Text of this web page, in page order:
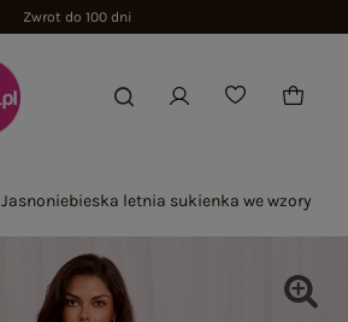
Zwrot do 100 dni
Jasnoniebieska letnia sukienka we wzory